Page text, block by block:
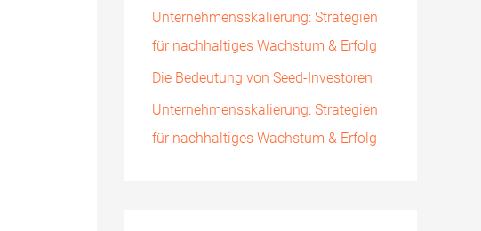
Unternehmensskalierung: Strategien
für nachhaltiges Wachstum & Erfolg
Die Bedeutung von Seed-Investoren
Unternehmensskalierung: Strategien
für nachhaltiges Wachstum & Erfolg